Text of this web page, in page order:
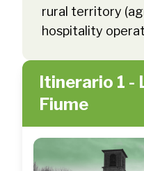
rural territory
hospitality
Itinerario 1 -
Fiume